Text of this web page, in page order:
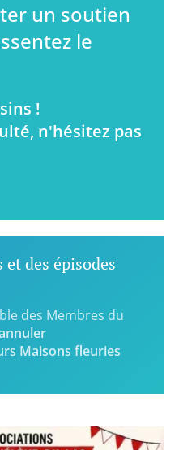
un soutien
le
!
n'hésitez pas
des épisodes
des Membres du
Maisons fleuries